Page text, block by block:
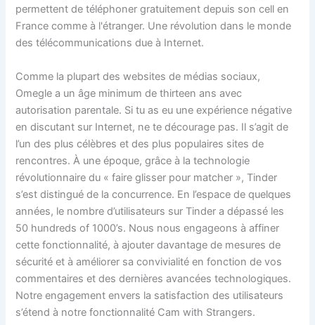
permettent de téléphoner gratuitement depuis son cell en
France comme à l'étranger. Une révolution dans le monde
des télécommunications due à Internet.
Comme la plupart des websites de médias sociaux,
Omegle a un âge minimum de thirteen ans avec
autorisation parentale. Si tu as eu une expérience négative
en discutant sur Internet, ne te décourage pas. Il s’agit de
l’un des plus célèbres et des plus populaires sites de
rencontres. À une époque, grâce à la technologie
révolutionnaire du « faire glisser pour matcher », Tinder
s’est distingué de la concurrence. En l’espace de quelques
années, le nombre d’utilisateurs sur Tinder a dépassé les
50 hundreds of 1000’s. Nous nous engageons à affiner
cette fonctionnalité, à ajouter davantage de mesures de
sécurité et à améliorer sa convivialité en fonction de vos
commentaires et des dernières avancées technologiques.
Notre engagement envers la satisfaction des utilisateurs
s’étend à notre fonctionnalité Cam with Strangers.